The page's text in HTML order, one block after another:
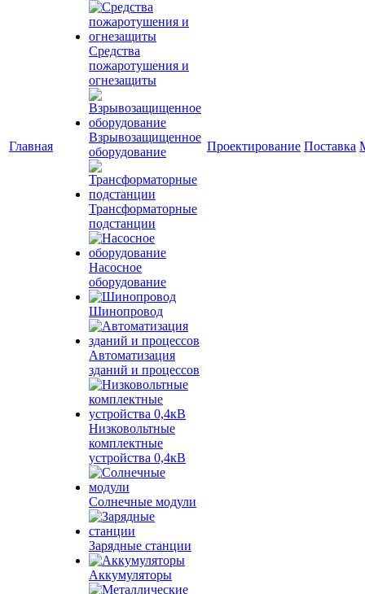
Главная
Средства
пожаротушения и
огнезащиты
Взрывозащищенное
оборудование
Трансформаторные
подстанции
Насосное
оборудование
Шинопровод
Автоматизация
зданий и процессов
Низковольтные
комплектные
устройства 0,4кВ
Солнечные модули
Зарядные станции
Аккумуляторы
Проектирование Поставка